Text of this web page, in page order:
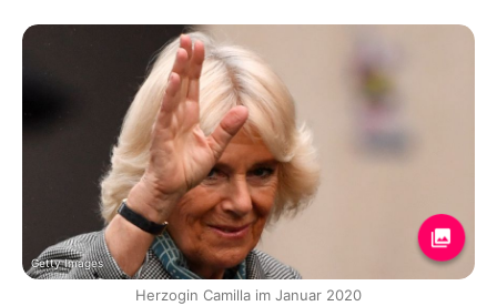
Getty Images
Herzogin Camilla im Januar 2020